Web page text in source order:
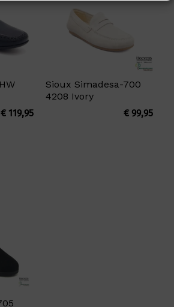
€119,95
Sioux Simadesa-700
4208 Ivory
€99,95